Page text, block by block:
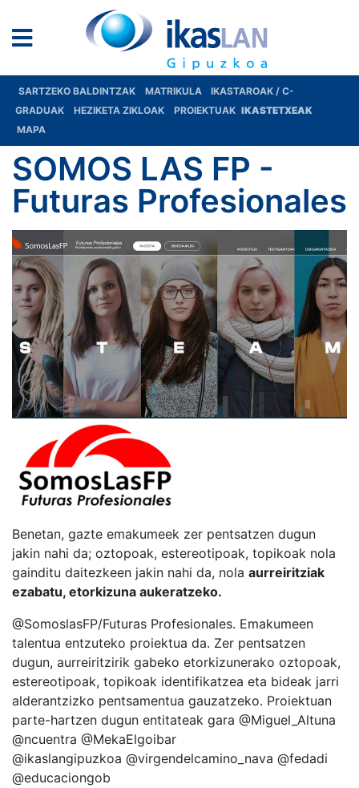
SARTZEKO BALDINTZAK MATRIKULA
IKASTAROAK / C-
GRADUAK
HEZIKETA ZIKLOAK PROIEKTUAK IKASTETXEAK
MAPA
SOMOS LAS FP -
Futuras Profesionales
Benetan, gazte emakumeek zer pentsatzen dugun
jakin nahi da; oztopoak, estereotipoak, topikoak nola
gainditu daitezkeen jakin nahi da, nola aurreiritziak
ezabatu, etorkizuna aukeratzeko.
@SomoslasFP/Futuras Profesionales. Emakumeen
talentua entzuteko proiektua da. Zer pentsatzen
dugun, aurreiritzirik gabeko etorkizunerako oztopoak,
estereotipoak, topikoak identifikatzea eta bideak jarri
alderantzizko pentsamentua gauzatzeko. Proiektuan
parte-hartzen dugun entitateak gara @Miguel_Altuna
@ncuentra @MekaElgoibar
@ikaslangipuzkoa @virgendelcamino_nava @fedadi
@educaciongob